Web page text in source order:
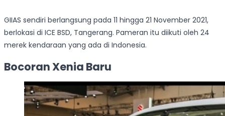
GIIAS sendiri berlangsung pada 11 hingga 21 November 2021,
berlokasi di ICE BSD, Tangerang. Pameran itu diikuti oleh 24
merek kendaraan yang ada di Indonesia.
Bocoran Xenia Baru